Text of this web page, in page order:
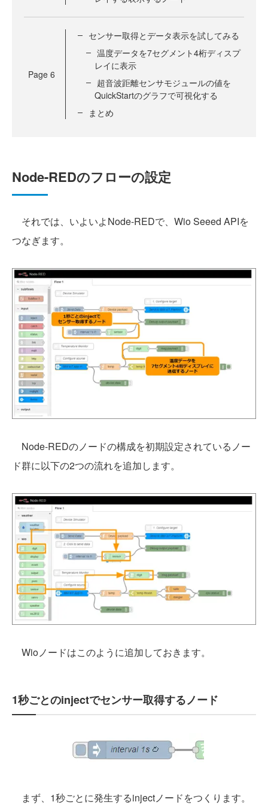
Page 6
センサー取得とデータ表示を試してみる
温度データを7セグメント4桁ディスプ
レイに表示
超音波距離センサモジュールの値を
QuickStartのグラフで可視化する
まとめ
Node-REDのフローの設定
それでは、いよいよNode-REDで、Wio Seeed APIを
つなぎます。
Node-REDのノードの構成を初期設定されているノー
ド群に以下の2つの流れを追加します。
Wioノードはこのように追加しておきます。
1秒ごとのinjectでセンサー取得するノード
まず、1秒ごとに発生するinjectノードをつくります。